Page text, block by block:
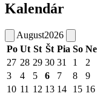
Kalendár
August2026
Po Ut St Št Pia So Ne
27 28 29 30 31 1
2
3
4 5 6 7 8
9
10 11 12 13 14 15 16